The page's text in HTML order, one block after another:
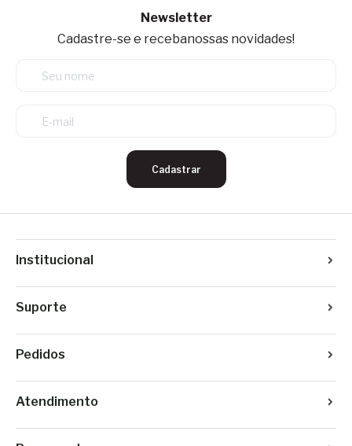
Newsletter
Cadastre-se e recebanossas novidades!
Cadastrar
Institucional
Suporte
Pedidos
Atendimento